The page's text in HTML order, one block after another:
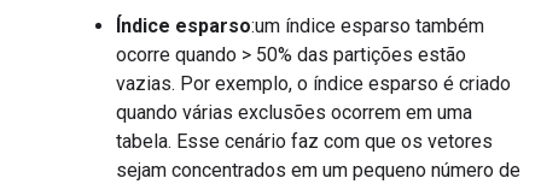
Índice esparso:um índice esparso também
ocorre quando > 50% das partições estão
vazias. Por exemplo, o índice esparso é criado
quando várias exclusões ocorrem em uma
tabela. Esse cenário faz com que os vetores
sejam concentrados em um pequeno número de